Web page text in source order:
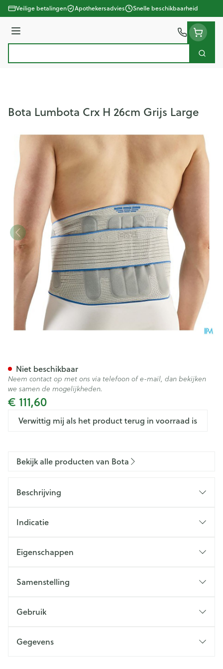
Ga naar de inhoud
Veilige betalingen Apothekersadvies Snelle beschikbaarheid
Menu
Zoek
Bota Lumbota Crx H 26cm Grijs Large
€ 111,60
Verwittig mij als het product terug in voorraad is
Niet beschikbaar
Neem contact op met ons via telefoon of e-mail, dan bekijken
we samen de mogelijkheden.
Bekijk alle producten van Bota
Beschrijving
Indicatie
Eigenschappen
Samenstelling
Gebruik
Gegevens